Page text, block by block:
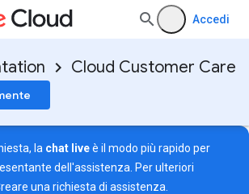
Accedi
Cloud Customer Care
la chat liveè il modo più rapido per
dell'assistenza. Per ulteriori
una richiesta di assistenza